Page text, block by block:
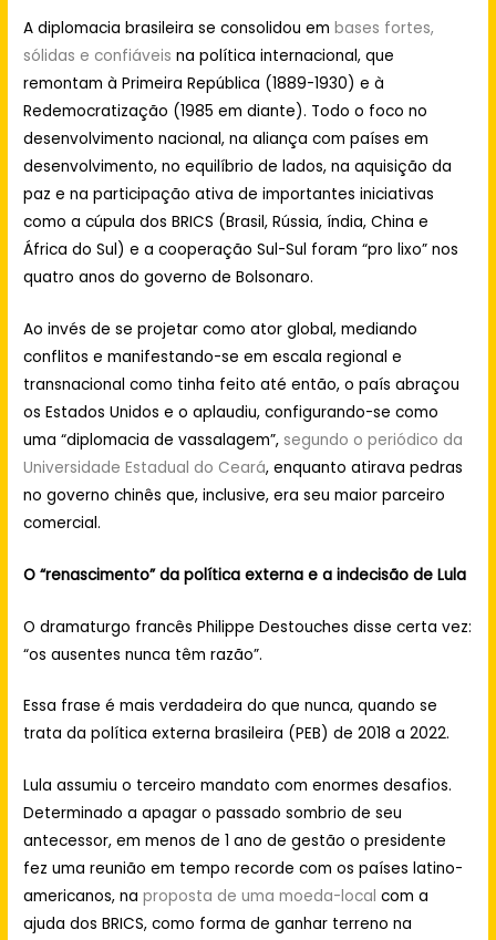
A diplomacia brasileira se consolidou embases fortes,
sólidas e confiáveis na política internacional, que
remontam à Primeira República (1889-1930) e à
Redemocratização (1985 em diante). Todo o foco no
desenvolvimento nacional, na aliança com países em
desenvolvimento, no equilíbrio de lados, na aquisição da
paz e na participação ativa de importantes iniciativas
como a cúpula dos BRICS (Brasil, Rússia, índia, China e
África do Sul) e a cooperação Sul-Sul foram “pro lixo”nos
quatro anos do governo de Bolsonaro.
Ao invés de se projetar como ator global, mediando
conflitos e manifestando-se em escala regional e
transnacional como tinha feito até então, o país abraçou
os Estados Unidos e o aplaudiu, configurando-se como
uma “diplomacia de vassalagem”, segundo o periódico da
Universidade Estadual do Ceará, enquanto atirava pedras
no governo chinês que, inclusive, era seu maior parceiro
comercial.
O “renascimento” da política externa e a indecisão de Lula
O dramaturgo francês Philippe Destouches disse certa vez:
“os ausentes nunca têm razão”.
Essa frase é mais verdadeira do que nunca, quando se
trata da política externa brasileira (PEB) de 2018 a 2022.
Lula assumiu o terceiro mandato com enormes desafios.
Determinado a apagar o passado sombrio de seu
antecessor, em menos de 1 ano de gestão o presidente
fez uma reunião em tempo recorde com os países latino-
americanos, naproposta de uma moeda-local com a
ajuda dos BRICS, como forma de ganhar terreno na